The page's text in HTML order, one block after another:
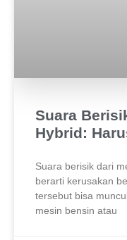
Suara
Hybrid:
Suara berisik dari
berarti kerusakan
tersebut bisa
mesin bensin atau